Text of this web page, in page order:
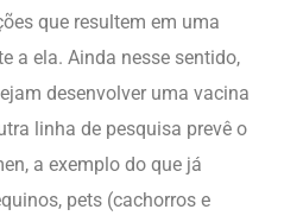
que resultem em uma
a ela. Ainda nesse sentido,
desenvolver uma vacina
linha de pesquisa prevê o
a exemplo do que já
pets (cachorros e